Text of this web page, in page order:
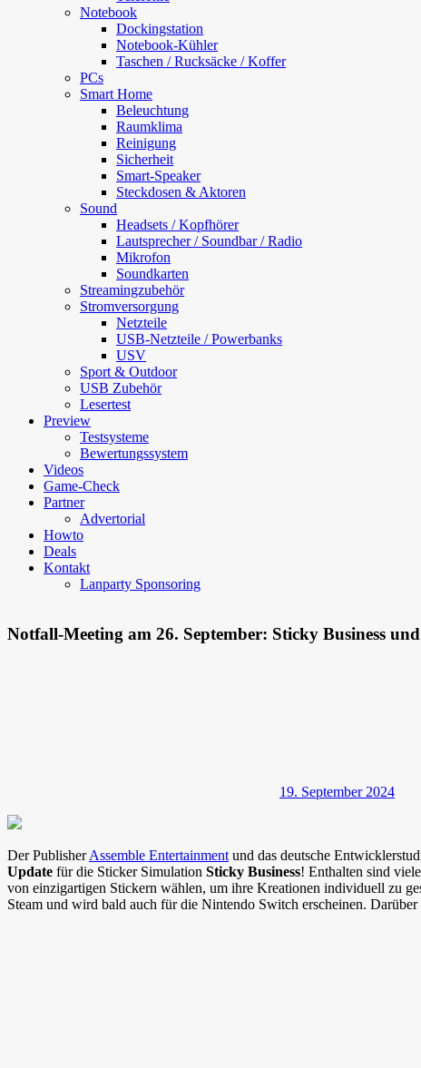
Notebook
Dockingstation
Notebook-Kühler
Taschen / Rucksäcke / Koffer
PCs
Smart Home
Beleuchtung
Raumklima
Reinigung
Sicherheit
Smart-Speaker
Steckdosen & Aktoren
Sound
Headsets / Kopfhörer
Lautsprecher / Soundbar / Radio
Mikrofon
Soundkarten
Streamingzubehör
Stromversorgung
Netzteile
USB-Netzteile / Powerbanks
USV
Sport & Outdoor
USB Zubehör
Lesertest
Preview
Testsysteme
Bewertungssystem
Videos
Game-Check
Partner
Advertorial
Howto
Deals
Kontakt
Lanparty Sponsoring
Notfall-Meeting am 26. September: Sticky Business
19. September 2024
Der PublisherAssemble Entertainmentund das deutsche
Update für die Sticker Simulation Sticky Business! Enthalten sind viele
von einzigartigen Stickern wählen, um ihre Kreationen individuell zu
Steam und wird bald auch für die Nintendo Switch erscheinen. Darüber